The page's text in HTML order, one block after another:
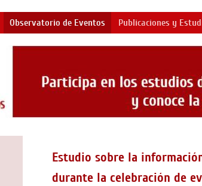
Observatorio de Eventos Publicaciones y
Estudio sobre la
durante la celebración de